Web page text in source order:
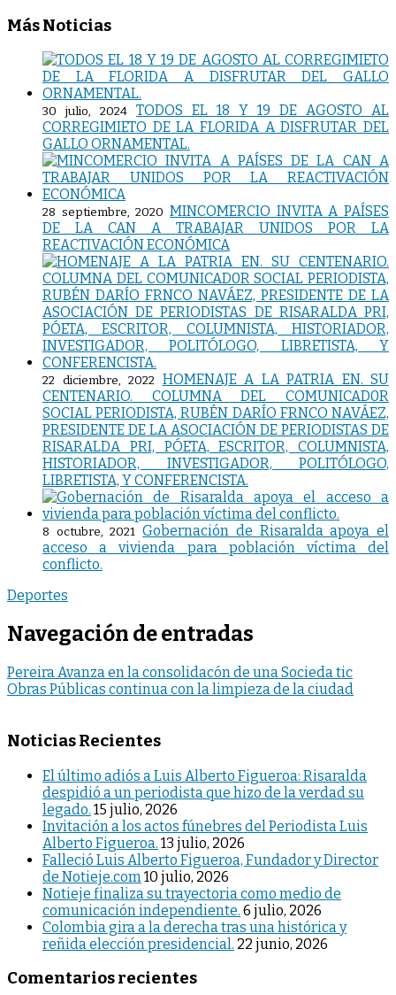
Más Noticias
30 julio, 2024
TODOS EL 18 Y 19 DE AGOSTO AL
CORREGIMIETO DE LA FLORIDA A DISFRUTAR DEL
GALLO ORNAMENTAL.
28 septiembre, 2020 MINCOMERCIO INVITA A PAÍSES
DE LA CAN A TRABAJAR UNIDOS POR LA
REACTIVACIÓN ECONÓMICA
22 diciembre, 2022 HOMENAJE A LA PATRIA EN. SU
CENTENARIO. COLUMNA DEL COMUNICAD0R
SOCIAL PERIODISTA, RUBÉN DARÍO FRNCO NAVÁEZ,
PRESIDENTE DE LA ASOCIACIÓN DE PERIODISTAS DE
RISARALDA PRI, PÓETA, ESCRITOR, COLUMNISTA,
HISTORIADOR, INVESTIGADOR, POLITÓLOGO,
LIBRETISTA, Y CONFERENCISTA.
8 octubre, 2021 Gobernación de Risaralda apoya el
acceso a vivienda para población víctima del
conflicto.
Deportes
Navegación de entradas
Pereira Avanza en la consolidacón de una Socieda tic
Obras Públicas continua con la limpieza de la ciudad
Noticias Recientes
El último adiós a Luis Alberto Figueroa: Risaralda
despidió a un periodista que hizo de la verdad su
legado. 15 julio, 2026
Invitación a los actos fúnebres del Periodista Luis
Alberto Figueroa. 13 julio, 2026
Falleció Luis Alberto Figueroa, Fundador y Director
de Notieje.com 10 julio, 2026
Notieje finaliza su trayectoria como medio de
comunicación independiente. 6 julio, 2026
Colombia gira a la derecha tras una histórica y
reñida elección presidencial. 22 junio, 2026
Comentarios recientes